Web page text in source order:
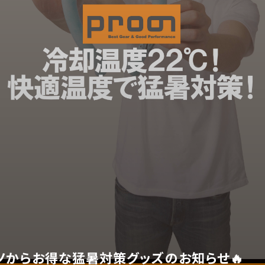
からお得な猛暑対策グッズのお知らせ🔥